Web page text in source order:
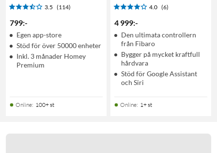
3.5 (114)
799:-
Egen app-store
Stöd för över 50000 enheter
Inkl. 3 månader Homey
Premium
Online: 100+ st
4.0 (6)
4 999:-
Den ultimata controllern
från Fibaro
Bygger på mycket kraftfull
hårdvara
Stöd för Google Assistant
och Siri
Online: 1+ st